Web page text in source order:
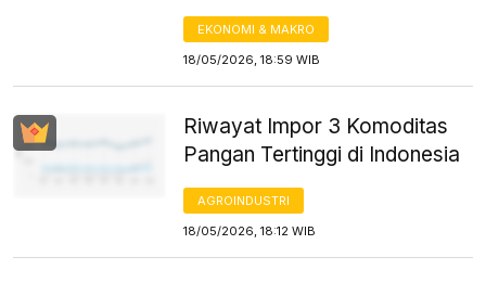
EKONOMI & MAKRO
18/05/2026, 18:59 WIB
Riwayat Impor 3 Komoditas
Pangan Tertinggi di Indonesia
AGROINDUSTRI
18/05/2026, 18:12 WIB